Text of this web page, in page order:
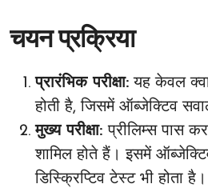
चयन प्रक्रिया
प्रारंभिक परीक्षा: यह केवल
होती है, जिसमें ऑब्जेक्टिव
मुख्य परीक्षा:प्रीलिम्स पास
शामिल होते हैं। इसमें
डिस्क्रिप्टिव टेस्ट भी होता है।